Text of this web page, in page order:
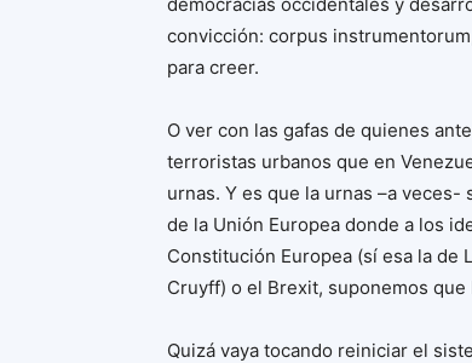
convicción: corpus
para creer.
O ver con las gafas de quienes
terroristas urbanos que en
urnas. Y es que la urnas –a
de la Unión Europea donde a los
Constitución Europea (sí esa la de
Cruyff) o el Brexit, suponemos
Quizá vaya tocando reiniciar el